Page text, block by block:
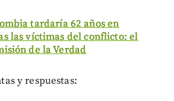
tardaría 62 años en
las víctimas del conflicto: el
de la Verdad
y respuestas: